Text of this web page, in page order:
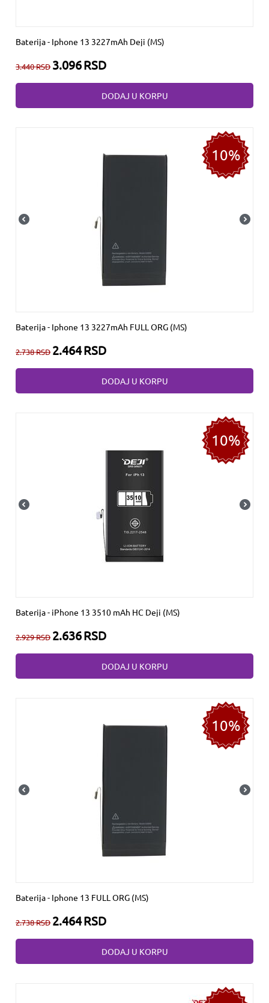
Baterija - Iphone 13 3227mAh Deji (MS)
3.440RSD 3.096RSD
DODAJ U KORPU
10%
Baterija - Iphone 13 3227mAh FULL ORG (MS)
2.738RSD 2.464RSD
DODAJ U KORPU
10%
Baterija - iPhone 13 3510 mAh HC Deji (MS)
2.929RSD 2.636RSD
DODAJ U KORPU
10%
Baterija - Iphone 13 FULL ORG (MS)
2.738RSD 2.464RSD
DODAJ U KORPU